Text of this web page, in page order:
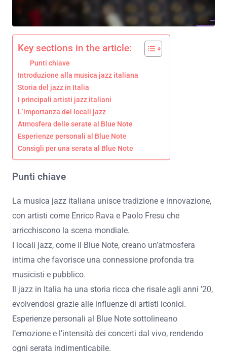
Key sections in the article:
Punti chiave
Introduzione alla musica jazz italiana
Storia del jazz in Italia
I principali artisti jazz italiani
L’importanza dei locali jazz
Atmosfera delle serate al Blue Note
Esperienze personali al Blue Note
Consigli per una serata al Blue Note
Punti chiave
La musica jazz italiana unisce tradizione e innovazione,
con artisti come Enrico Rava e Paolo Fresu che
arricchiscono la scena mondiale.
I locali jazz, come il Blue Note, creano un’atmosfera
intima che favorisce una connessione profonda tra
musicisti e pubblico.
Il jazz in Italia ha una storia ricca che risale agli anni ’20,
evolvendosi grazie alle influenze di artisti iconici.
Esperienze personali al Blue Note sottolineano
l’emozione e l’intensità dei concerti dal vivo, rendendo
ogni serata indimenticabile.